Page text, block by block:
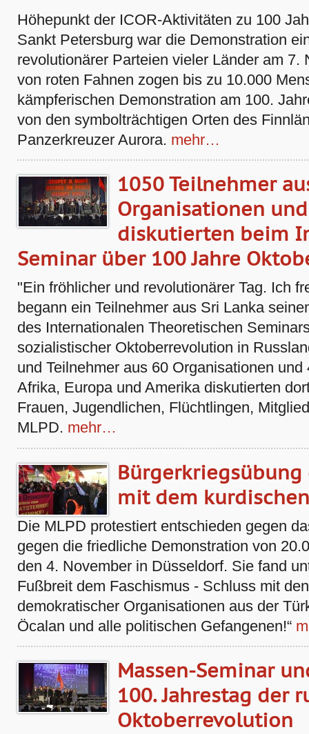
Höhepunkt der ICOR-Aktivitäten zu 100
Sankt Petersburg war die Demonstration
revolutionärer Parteien vieler Länder am 7.
von roten Fahnen zogen bis zu 10.000
kämpferischen Demonstration am 100.
von den symbolträchtigen Orten des
Panzerkreuzer Aurora. mehr…
1050 Teilnehmer
Organisationen
diskutierten beim
Seminar über 100 Jahre
"Ein fröhlicher und revolutionärer Tag. Ich
begann ein Teilnehmer aus Sri Lanka
des Internationalen Theoretischen
sozialistischer Oktoberrevolution in
und Teilnehmer aus 60 Organisationen
Afrika, Europa und Amerika diskutierten
Frauen, Jugendlichen, Flüchtlingen,
MLPD. mehr…
mit dem
Die MLPD protestiert entschieden gegen
gegen die friedliche Demonstration von
den 4. November in Düsseldorf. Sie fand
Fußbreit dem Faschismus - Schluss mit
demokratischer Organisationen aus der
Öcalan und alle politischen Gefangenen!“
Massen-Seminar
100. Jahrestag der
Oktoberrevolution